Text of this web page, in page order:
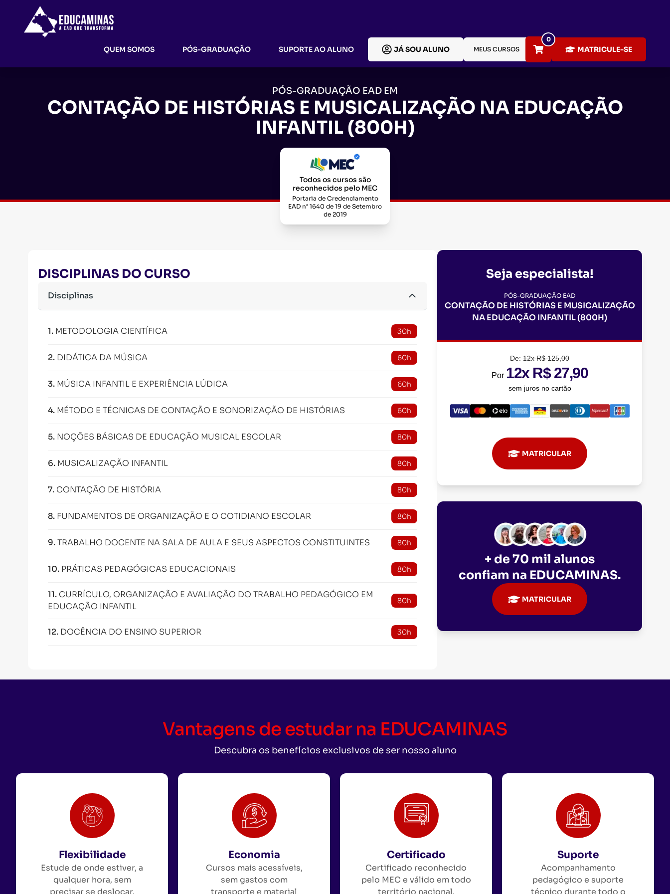
QUEM SOMOS PÓS-GRADUAÇÃO SUPORTE AO ALUNO JÁ SOU ALUNO MEUS CURSOS
0
MATRICULE-SE
PÓS-GRADUAÇÃO EAD EM
CONTAÇÃO DE HISTÓRIAS E MUSICALIZAÇÃO NA EDUCAÇÃO
INFANTIL (800H)
Todos os cursos são
reconhecidos pelo MEC
Portaria de Credenciamento
EAD n° 1640 de 19 de Setembro
de 2019
DISCIPLINAS DO CURSO
Disciplinas
1. METODOLOGIA CIENTÍFICA 30h
2. DIDÁTICA DA MÚSICA 60h
3. MÚSICA INFANTIL E EXPERIÊNCIA LÚDICA 60h
4. MÉTODO E TÉCNICAS DE CONTAÇÃO E SONORIZAÇÃO DE HISTÓRIAS 60h
5. NOÇÕES BÁSICAS DE EDUCAÇÃO MUSICAL ESCOLAR 80h
6. MUSICALIZAÇÃO INFANTIL 80h
7. CONTAÇÃO DE HISTÓRIA 80h
8. FUNDAMENTOS DE ORGANIZAÇÃO E O COTIDIANO ESCOLAR 80h
9.TRABALHO DOCENTE NA SALA DE AULA E SEUS ASPECTOS CONSTITUINTES 80h
10. PRÁTICAS PEDAGÓGICAS EDUCACIONAIS 80h
11. CURRÍCULO, ORGANIZAÇÃO E AVALIAÇÃO DO TRABALHO PEDAGÓGICO EM
EDUCAÇÃO INFANTIL
80h
12. DOCÊNCIA DO ENSINO SUPERIOR 30h
Seja especialista!
PÓS-GRADUAÇÃO EAD
CONTAÇÃO DE HISTÓRIAS E MUSICALIZAÇÃO
NA EDUCAÇÃO INFANTIL (800H)
De:12x R$ 125,00
Por 12x R$ 27,90
sem juros no cartão
MATRICULAR
+ de 70 mil alunos
confiam na EDUCAMINAS.
MATRICULAR
Vantagens de estudar na EDUCAMINAS
Descubra os benefícios exclusivos de ser nosso aluno
Flexibilidade
Estude de onde estiver, a
qualquer hora, sem
precisar se deslocar.
Economia
Cursos mais acessíveis,
sem gastos com
transporte e material
Certificado
Certificado reconhecido
pelo MEC e válido em todo
território nacional.
Suporte
Acompanhamento
pedagógico e suporte
técnico durante todo o